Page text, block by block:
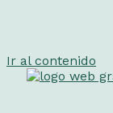
Ir al contenido